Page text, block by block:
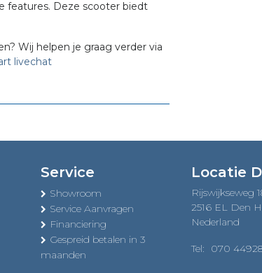
features. Deze scooter biedt
Wij helpen je graag verder via
livechat
Service
Showroom
Service Aanvragen
Financiering
Gespreid betalen in 3
maanden
Locatie
Rijswijkseweg
2516 EL Den
Nederland
Tel: 070